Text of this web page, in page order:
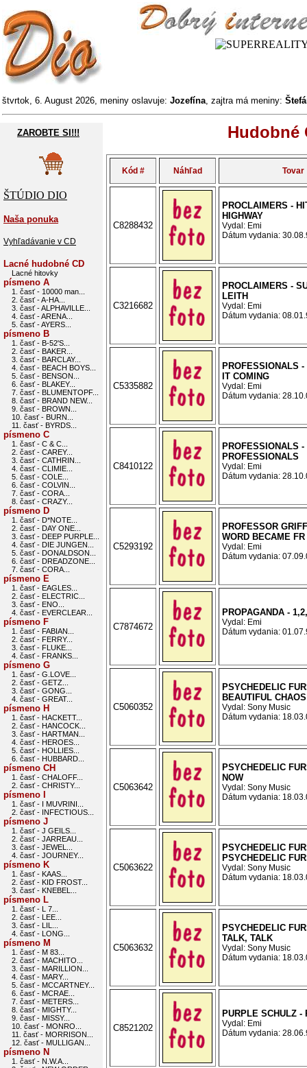
štvrtok, 6. August 2026, meniny oslavuje: Jozefína, zajtra má meniny:
ZAROBTE SI!!!
ŠTÚDIO DIO
Naša ponuka
Vyhľadávanie v CD
Lacné hudobné CD
Lacné hitovky
písmeno A
1. časť - 10000 man...
2. časť - A-HA...
3. časť - ALPHAVILLE...
4. časť - ARENA...
5. časť - AYERS...
písmeno B
1. časť - B-52'S...
2. časť - BAKER...
3. časť - BARCLAY...
4. časť - BEACH BOYS...
5. časť - BENSON...
6. časť - BLAKEY...
7. časť - BLUMENTOPF...
8. časť - BRAND NEW...
9. časť - BROWN...
10. časť - BURN...
11. časť - BYRDS...
písmeno C
1. časť - C & C...
2. časť - CAREY...
3. časť - CATHRIN...
4. časť - CLIMIE...
5. časť - COLE...
6. časť - COLVIN...
7. časť - CORA...
8. časť - CRAZY...
písmeno D
1. časť - D*NOTE...
2. časť - DAY ONE...
3. časť - DEEP PURPLE...
4. časť - DIE JUNGEN...
5. časť - DONALDSON...
6. časť - DREADZONE...
7. časť - CORA...
písmeno E
1. časť - EAGLES...
2. časť - ELECTRIC...
3. časť - ENO...
4. časť - EVERCLEAR...
písmeno F
1. časť - FABIAN...
2. časť - FERRY...
3. časť - FLUKE...
4. časť - FRANKS...
písmeno G
1. časť - G.LOVE...
2. časť - GETZ...
3. časť - GONG...
4. časť - GREAT...
písmeno H
1. časť - HACKETT...
2. časť - HANCOCK...
3. časť - HARTMAN...
4. časť - HEROES...
5. časť - HOLLIES...
6. časť - HUBBARD...
písmeno CH
1. časť - CHALOFF...
2. časť - CHRISTY...
písmeno I
1. časť - I MUVRINI...
2. časť - INFECTIOUS...
písmeno J
1. časť - J GEILS...
2. časť - JARREAU...
3. časť - JEWEL...
4. časť - JOURNEY...
písmeno K
1. časť - KAAS...
2. časť - KID FROST...
3. časť - KNEBEL...
písmeno L
1. časť - L 7...
2. časť - LEE...
3. časť - LIL...
4. časť - LONG...
písmeno M
1. časť - M 83...
2. časť - MACHITO...
3. časť - MARILLION...
4. časť - MARY...
5. časť - MCCARTNEY...
6. časť - MCRAE...
7. časť - METERS...
8. časť - MIGHTY...
9. časť - MISSY...
10. časť - MONRO...
11. časť - MORRISON...
12. časť - MULLIGAN...
písmeno N
1. časť - N.W.A...
Hudobné
Kód # Náhľad Tovar
C8288432
PROCLAIMERS -
HIGHWAY
Vydal: Emi
Dátum vydania:
C3216682
PROCLAIMERS -
LEITH
Vydal: Emi
Dátum vydania:
C5335882
PROFESSIONALS -
IT COMING
Vydal: Emi
Dátum vydania:
C8410122
PROFESSIONALS -
PROFESSIONALS
Vydal: Emi
Dátum vydania:
C5293192
PROFESSOR
WORD BECAME FR
Vydal: Emi
Dátum vydania:
C7874672
PROPAGANDA -
Vydal: Emi
Dátum vydania:
C5060352
PSYCHEDELIC
BEAUTIFUL
Vydal: Sony Music
Dátum vydania:
C5063642
PSYCHEDELIC
NOW
Vydal: Sony Music
Dátum vydania:
C5063622
PSYCHEDELIC
PSYCHEDELIC
Vydal: Sony Music
Dátum vydania:
C5063632
PSYCHEDELIC
TALK, TALK
Vydal: Sony Music
Dátum vydania:
C8521202
PURPLE SCHULZ -
Vydal: Emi
Dátum vydania: